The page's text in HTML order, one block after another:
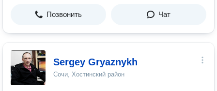
Позвонить Чат
Sergey Gryaznykh
Сочи, Хостинский район